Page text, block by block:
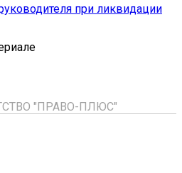
при ликвидации
"ПРАВО-ПЛЮС"